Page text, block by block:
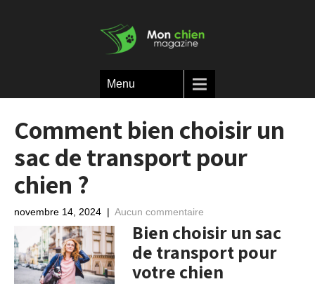
Menu
Comment bien choisir un
sac de transport pour
chien ?
novembre 14, 2024 | Aucun commentaire
Bien choisir un sac
de transport pour
votre chien